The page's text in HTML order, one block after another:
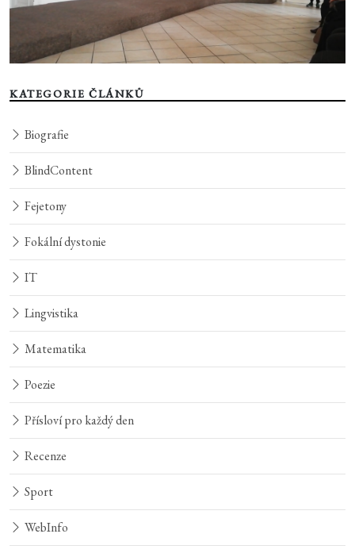
KATEGORIE ČLÁNKŮ
Biografie
BlindContent
Fejetony
Fokální dystonie
IT
Lingvistika
Matematika
Poezie
Přísloví pro každý den
Recenze
Sport
WebInfo